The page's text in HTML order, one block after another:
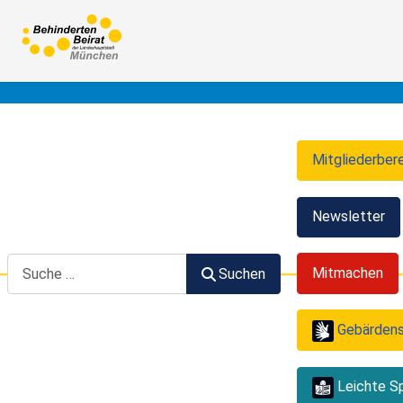
Suchen
Suchen
Newsletter
Mitmachen
Leichte